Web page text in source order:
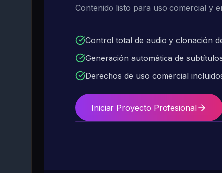
Contenido listo para uso comercial y
Control total de audio y clonación
Generación automática de
Derechos de uso comercial
Iniciar Proyecto Profesional